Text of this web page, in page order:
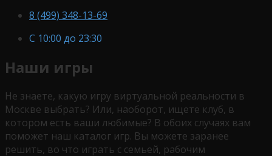
8 (499) 348-13-69
С 10:00 до 23:30
Наши игры
Не знаете, какую игру виртуальной реальности в
Москве выбрать? Или, наоборот, ищете клуб, в
котором есть ваши любимые? В обоих случаях вам
поможет наш каталог игр. Вы можете заранее
решить, во что играть с семьей, рабочим